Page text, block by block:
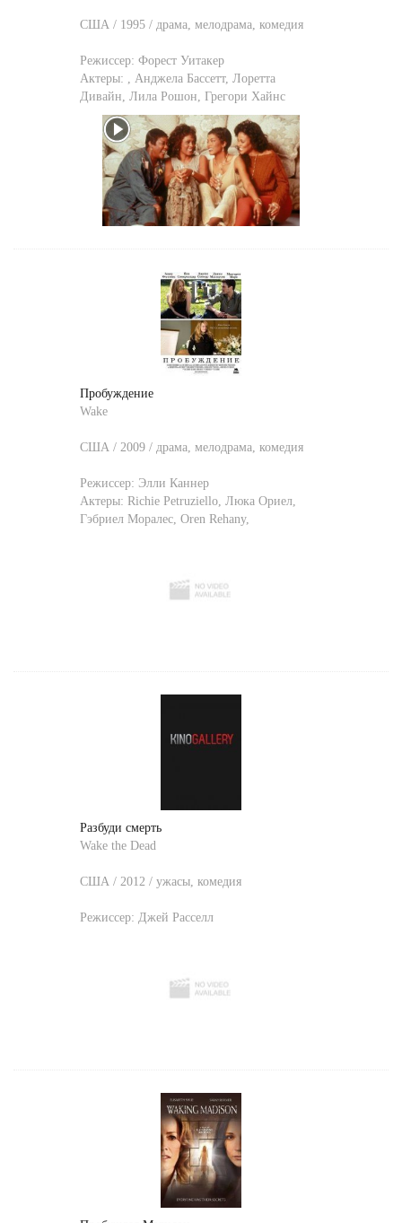
США / 1995 / драма, мелодрама, комедия
Режиссер: Форест Уитакер
Актеры: , Анджела Бассетт, Лоретта
Дивайн, Лила Рошон, Грегори Хайнс
Пробуждение
Wake
США / 2009 / драма, мелодрама, комедия
Режиссер: Элли Каннер
Актеры: Richie Petruziello, Люка Ориел,
Гэбриел Моралес, Oren Rehany,
Разбуди cмерть
Wake the Dead
США / 2012 / ужасы, комедия
Режиссер: Джей Расселл